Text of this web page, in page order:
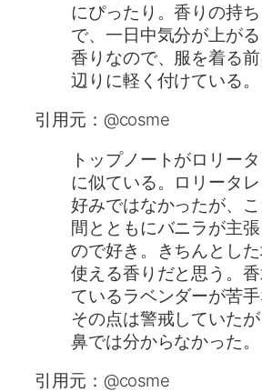
にぴったり。香りの持
で、一日中気分が上が
香りなので、服を着る
辺りに軽く付けている。
引用元：@cosme
トップノートがロリー
に似ている。ロリータ
好みではなかったが、
間とともにバニラが主
ので好き。きちんとし
使える香りだと思う。
ているラベンダーが苦手
その点は警戒していた
鼻では分からなかった。
引用元：@cosme